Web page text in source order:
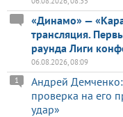
«Динамо» —
трансляция.
раунда Лиги
06.08.2026, 08:09
Андрей
проверка на его
удар»
1